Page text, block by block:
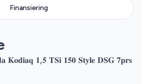
Finansiering
𝐊𝐨𝐝𝐢𝐚𝐪 𝟏,𝟓 𝐓𝐒𝐢 𝟏𝟓𝟎 𝐒𝐭𝐲𝐥𝐞 𝐃𝐒𝐆 𝟕𝐩𝐫𝐬